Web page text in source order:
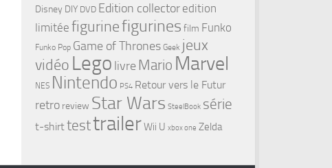
Disney DIY DVD Edition collector edition
limitée figurinefigurines film Funko
Funko Pop Game of Thrones Geek jeux
vidéo Lego livre Mario Marvel
NES Nintendo PS4 Retour vers le Futur
retro review Star Wars SteelBook série
t-shirttesttrailerWii U xbox one Zelda